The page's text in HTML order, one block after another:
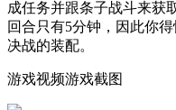
成任务并跟条子战斗来获
回合只有5分钟，因此你
决战的装配。
游戏视频游戏截图